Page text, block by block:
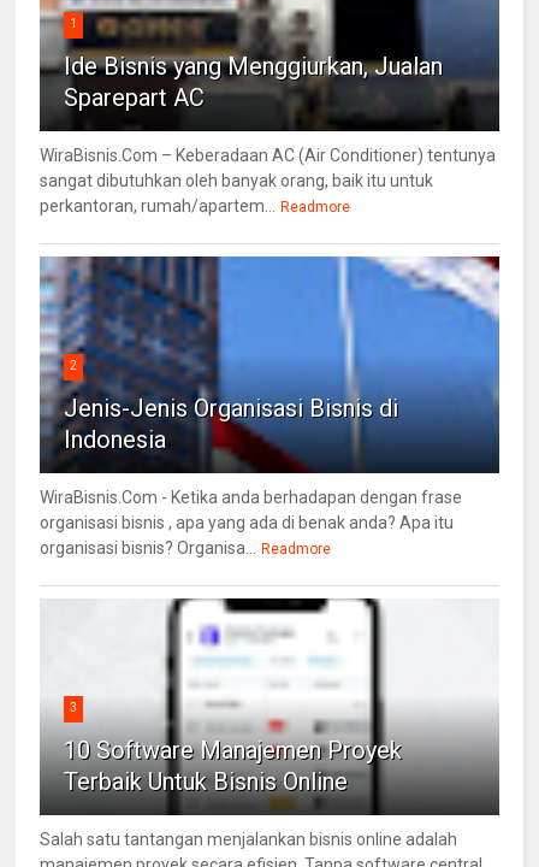
1
Ide Bisnis yang Menggiurkan, Jualan
Sparepart AC
WiraBisnis.Com – Keberadaan AC (Air Conditioner) tentunya
sangat dibutuhkan oleh banyak orang, baik itu untuk
perkantoran, rumah/apartem... Readmore
2
Jenis-Jenis Organisasi Bisnis di
Indonesia
WiraBisnis.Com - Ketika anda berhadapan dengan frase
organisasi bisnis , apa yang ada di benak anda? Apa itu
organisasi bisnis? Organisa... Readmore
3
10 Software Manajemen Proyek
Terbaik Untuk Bisnis Online
Salah satu tantangan menjalankan bisnis online adalah